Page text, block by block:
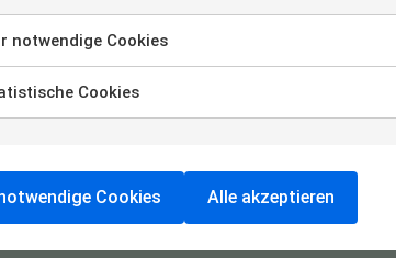
für mehr Möglichkeiten
mit Rückvergütung PLUS
Präsenz & Kundenbefragungen
& Qualitätsmanagement
wie einendurchdachten Anbau– mit mehr
notwendige Cookies
Cookies
Cookies Alle akzeptieren